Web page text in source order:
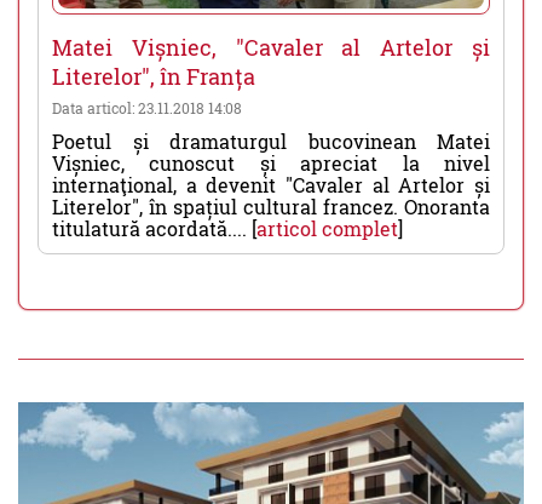
Matei Vișniec, "Cavaler al Artelor și
Literelor", în Franța
Data articol: 23.11.2018 14:08
Poetul și dramaturgul bucovinean Matei
Vișniec, cunoscut și apreciat la nivel
internaţional, a devenit "Cavaler al Artelor și
Literelor", în spațiul cultural francez. Onoranta
titulatură acordată.... [articol complet]